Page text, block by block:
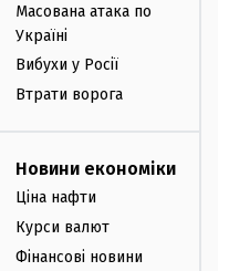
Масована атака по
Україні
Вибухи у Росії
Втрати ворога
Новини економіки
Ціна нафти
Курси валют
Фінансові новини